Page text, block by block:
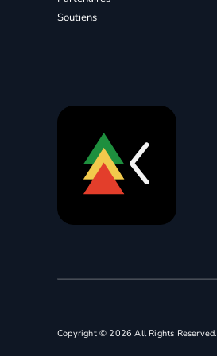
Soutiens
Copyright © 2026 All Rights Reserved.